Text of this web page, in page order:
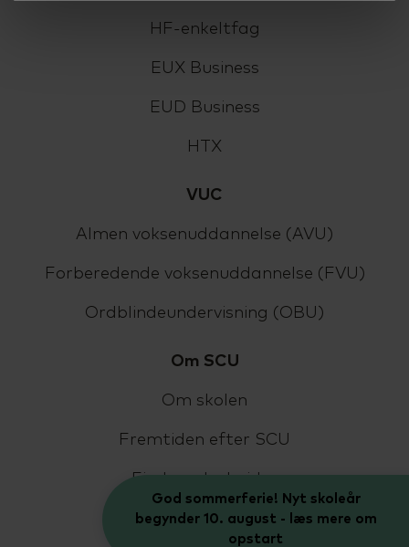
HF-enkeltfag
EUX Business
EUD Business
HTX
VUC
Almen voksenuddannelse (AVU)
Forberedende voksenuddannelse (FVU)
Ordblindeundervisning (OBU)
Om SCU
Om skolen
Fremtiden efter SCU
Find medarbejder
Kontakt
God sommerferie! Nyt skoleår
begynder 10. august - læs mere om
opstart